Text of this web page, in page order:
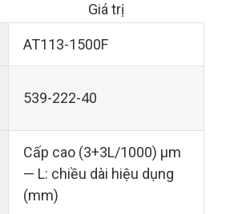
Giá trị
AT113-1500F
539-222-40
Cấp cao (3+3L/1000) µm
— L: chiều dài hiệu dụng
(mm)